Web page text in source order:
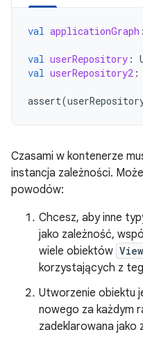
val applicationGraph :
val userRepository :
val userRepository2 :
assert(
Czasami w kontenerze
instancja zależności.
powodów:
Chcesz, aby inne
jako zależność,
wiele obiektów
korzystających z
Utworzenie obiektu
nowego za każdym
zadeklarowana jako